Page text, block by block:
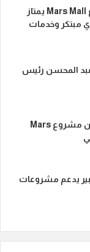
سامح الشرقاوي: مشروع Mars Mall يمتاز
مبتكر وخدمات
عبد المحسن رئيس
م. كريم بهاء: أنجزنا 35% من مشروع Mars
يدعم مشروعات